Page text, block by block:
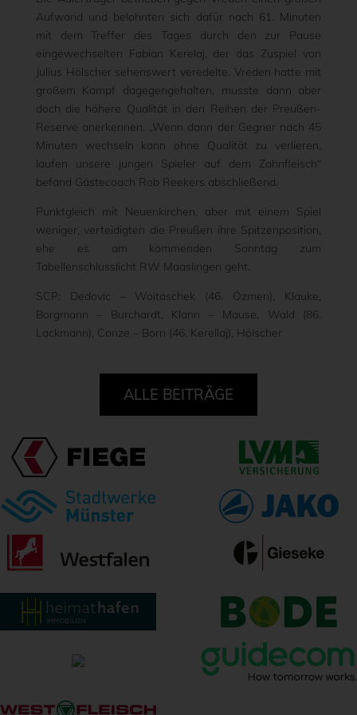
Aufwand und belohnten sich dafür nach 61. Minuten
mit dem Treffer des Tages durch den zur Pause
eingewechselten Fabian Kerelaj, der das Zuspiel von
Julius Hölscher sehenswert veredelte. Vreden hatte mit
großem Kampf dagegengehalten, musste dann aber
doch die höhere Qualität in den Reihen der Preußen-
Reserve anerkennen. „Wenn dann der Gegner nach 45
Minuten wechseln kann ohne Qualität zu verlieren,
laufen unsere jungen Spieler auf dem Zahnfleisch“
befand Gästecoach Rob Reekers abschließend.
Punktgleich mit Neuenkirchen, aber mit einem Spiel
weniger, verteidigten die Preußen ihre Spitzenposition,
ehe es am kommenden Sonntag zum
Tabellenschlusslicht RW Maaslingen geht.
SCP: Dedovic – Woitaschek (46. Özmen), Klauke,
Borgmann – Burchardt, Klann – Mause, Wald (86.
Lackmann), Conze – Born (46. Kerellaj), Hölscher
ALLE BEITRÄGE